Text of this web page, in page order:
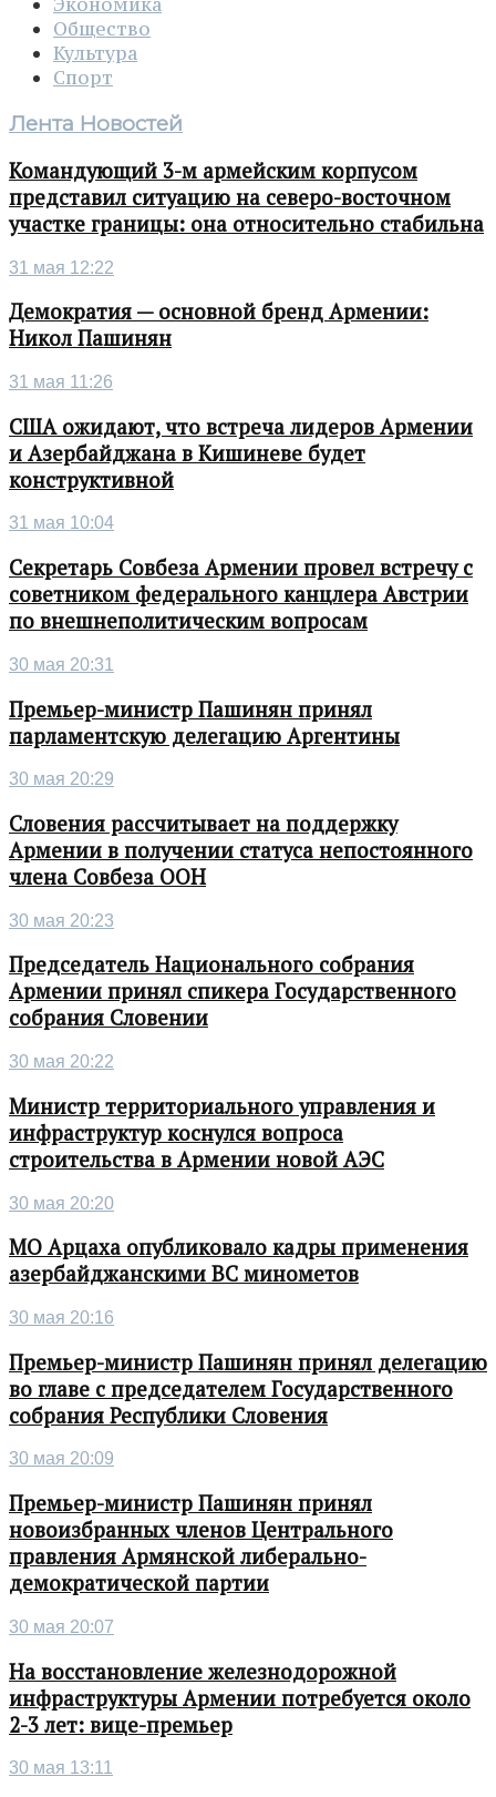
Общество
Культура
Спорт
Лента Новостей
Командующий 3-м армейским корпусом
представил ситуацию на северо-восточном
участке границы: она относительно стабильна
31 мая 12:22
Демократия — основной бренд Армении:
Никол Пашинян
31 мая 11:26
США ожидают, что встреча лидеров Армении
и Азербайджана в Кишиневе будет
конструктивной
31 мая 10:04
Секретарь Совбеза Армении провел встречу с
советником федерального канцлера Австрии
по внешнеполитическим вопросам
30 мая 20:31
Премьер-министр Пашинян принял
парламентскую делегацию Аргентины
30 мая 20:29
Словения рассчитывает на поддержку
Армении в получении статуса непостоянного
члена Совбеза ООН
30 мая 20:23
Председатель Национального собрания
Армении принял спикера Государственного
собрания Словении
30 мая 20:22
Министр территориального управления и
инфраструктур коснулся вопроса
строительства в Армении новой АЭС
30 мая 20:20
МО Арцаха опубликовало кадры применения
азербайджанскими ВС минометов
30 мая 20:16
Премьер-министр Пашинян принял делегацию
во главе с председателем Государственного
собрания Республики Словения
30 мая 20:09
Премьер-министр Пашинян принял
новоизбранных членов Центрального
правления Армянской либерально-
демократической партии
30 мая 20:07
На восстановление железнодорожной
инфраструктуры Армении потребуется около
2-3 лет: вице-премьер
30 мая 13:11